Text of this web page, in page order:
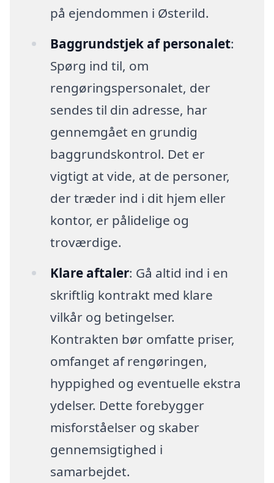
på ejendommen i Østerild.
Baggrundstjek af personalet:
Spørg ind til, om
rengøringspersonalet, der
sendes til din adresse, har
gennemgået en grundig
baggrundskontrol. Det er
vigtigt at vide, at de personer,
der træder ind i dit hjem eller
kontor, er pålidelige og
troværdige.
Klare aftaler: Gå altid ind i en
skriftlig kontrakt med klare
vilkår og betingelser.
Kontrakten bør omfatte priser,
omfanget af rengøringen,
hyppighed og eventuelle ekstra
ydelser. Dette forebygger
misforståelser og skaber
gennemsigtighed i
samarbejdet.